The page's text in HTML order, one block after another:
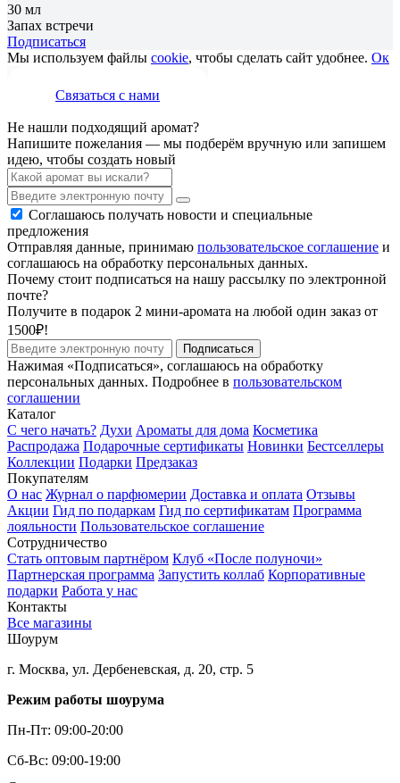
30 мл
Запах встречи
Подписаться
Мы используем файлы cookie, чтобы сделать сайт удобнее. Ок
Связаться с нами
Не нашли подходящий аромат?
Напишите пожелания — мы подберём вручную или запишем
идею, чтобы создать новый
Соглашаюсь получать новости и специальные
предложения
Отправляя данные, принимаю пользовательское соглашение и
соглашаюсь на обработку персональных данных.
Почему стоит подписаться на нашу рассылку по электронной
почте?
Получите в подарок 2 мини-аромата на любой один заказ от
1500₽!
Подписаться
Нажимая «Подписаться», соглашаюсь на обработку
персональных данных. Подробнее в пользовательском
соглашении
Каталог
С чего начать? Духи Ароматы для дома Косметика
Распродажа Подарочные сертификаты Новинки Бестселлеры
Коллекции Подарки Предзаказ
Покупателям
О нас Журнал о парфюмерии Доставка и оплата Отзывы
Акции Гид по подаркам Гид по сертификатам Программа
лояльности Пользовательское соглашение
Сотрудничество
Стать оптовым партнёром Клуб «После полуночи»
Партнерская программа Запустить коллаб Корпоративные
подарки Работа у нас
Контакты
Все магазины
Шоурум
г. Москва, ул. Дербеневская, д. 20, стр. 5
Режим работы шоурума
Пн-Пт: 09:00-20:00
Сб-Вс: 09:00-19:00